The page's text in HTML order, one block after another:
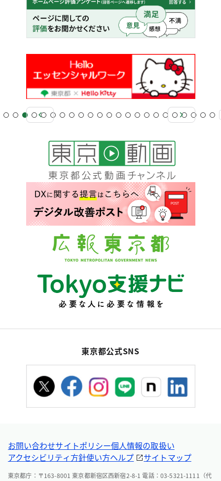
東京都公式SNS
お問い合わせサイトポリシー個人情報の取扱い
アクセシビリティ方針使い方ヘルプ サイトマップ
東京都庁：〒163-8001 東京都新宿区西新宿2-8-1 電話：03-5321-1111（代